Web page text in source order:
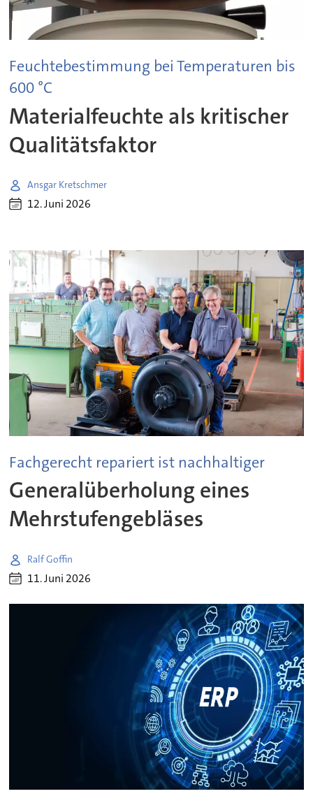
Feuchtebestimmung bei Temperaturen bis
600 °C
Materialfeuchte als kritischer
Qualitätsfaktor
Ansgar Kretschmer
12. Juni 2026
Fachgerecht repariert ist nachhaltiger
Generalüberholung eines
Mehrstufengebläses
Ralf Goffin
11. Juni 2026